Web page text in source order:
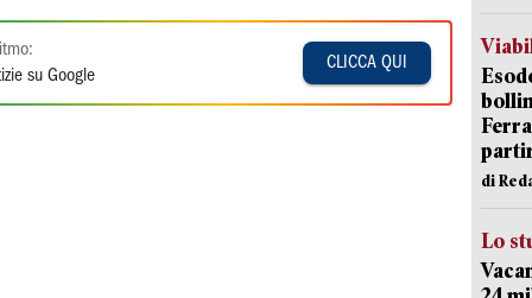
su Google
CLICCA QUI
di
Lo